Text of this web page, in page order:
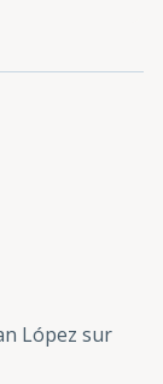
López sur